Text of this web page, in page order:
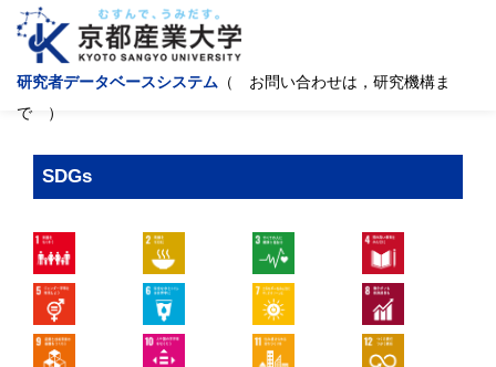
研究者データベースシステム （ お問い合わせは，研究機構ま
で ）
SDGs